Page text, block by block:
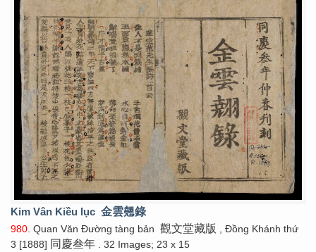
Kim Vân Kiều lục 金雲翹錄
980 . Quan Văn Đường tàng bản 觀文堂藏版
, Đồng Khánh thứ
3 [1888] 同慶叁年 . 32 Images; 23 x 15